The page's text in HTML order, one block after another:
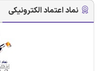
نماد اعتماد الکترونیکی